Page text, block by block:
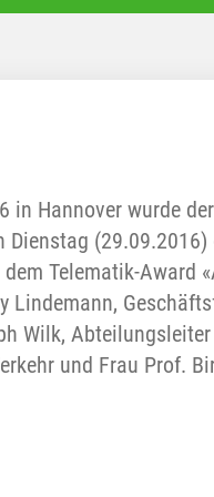
in Hannover wurde
Dienstag
dem Telematik-
Lindemann,
Wilk,
und Frau Prof.